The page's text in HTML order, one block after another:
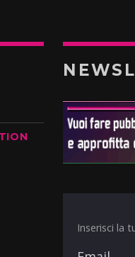
Inserisci la